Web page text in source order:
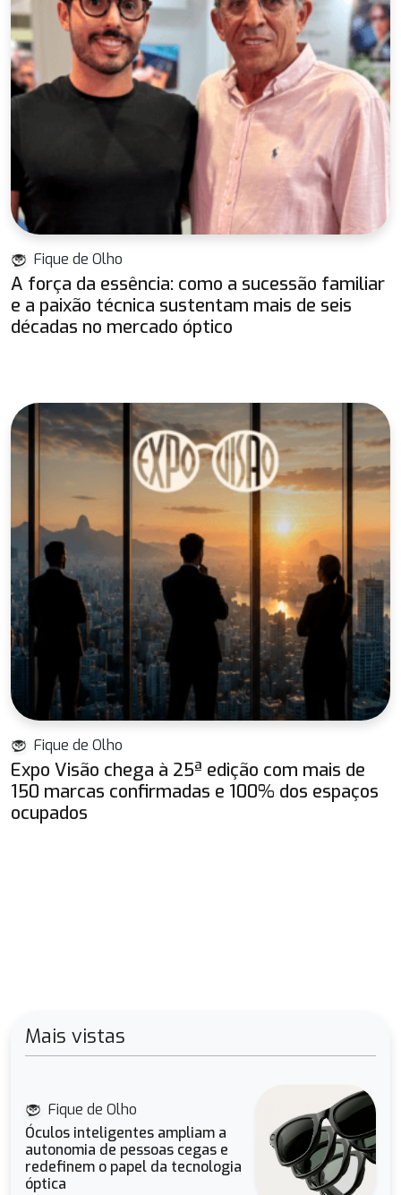
Fique de Olho
A força da essência: como a sucessão familiar
e a paixão técnica sustentam mais de seis
décadas no mercado óptico
Fique de Olho
Expo Visão chega à 25ª edição com mais de
150 marcas confirmadas e 100% dos espaços
ocupados
Mais vistas
Fique de Olho
Óculos inteligentes ampliam a
autonomia de pessoas cegas e
redefinem o papel da tecnologia
óptica